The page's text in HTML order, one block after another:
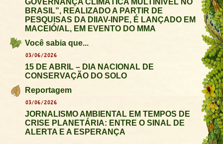
GOVERNANÇA CLIMÁTICA MULTINÍVEL NO
BRASIL”, REALIZADO A PARTIR DE
PESQUISAS DA DIIAV-INPE, É LANÇADO EM
MACEIÓ/AL, EM EVENTO DO MMA
Você sabia que...
03/06/2026
15 DE ABRIL – DIA NACIONAL DE
CONSERVAÇÃO DO SOLO
Reportagem
03/06/2026
JORNALISMO AMBIENTAL EM TEMPOS DE
CRISE PLANETÁRIA: ENTRE O SINAL DE
ALERTA E A ESPERANÇA